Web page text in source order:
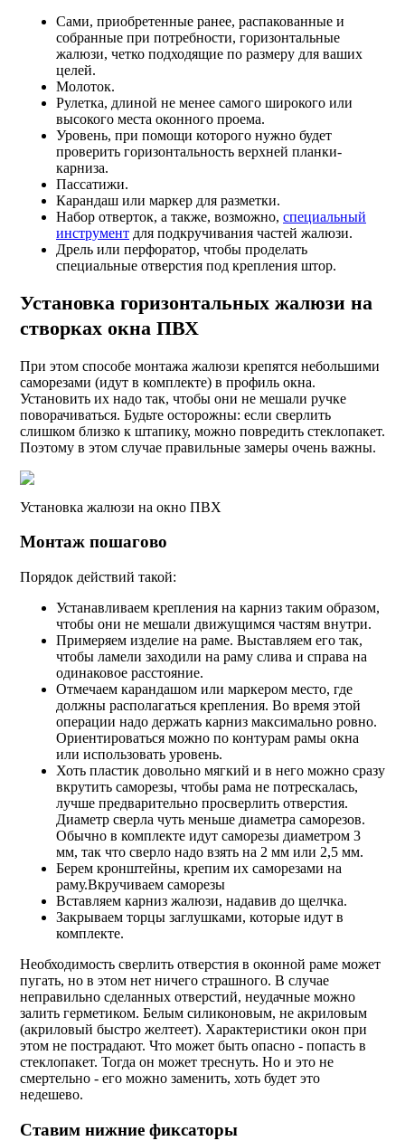
Сами, приобретенные ранее, распакованные и
собранные при потребности, горизонтальные
жалюзи, четко подходящие по размеру для ваших
целей.
Молоток.
Рулетка, длиной не менее самого широкого или
высокого места оконного проема.
Уровень, при помощи которого нужно будет
проверить горизонтальность верхней планки-
карниза.
Пассатижи.
Карандаш или маркер для разметки.
Набор отверток, а также, возможно, специальный
инструмент для подкручивания частей жалюзи.
Дрель или перфоратор, чтобы проделать
специальные отверстия под крепления штор.
Установка горизонтальных жалюзи на
створках окна ПВХ
При этом способе монтажа жалюзи крепятся небольшими
саморезами (идут в комплекте) в профиль окна.
Установить их надо так, чтобы они не мешали ручке
поворачиваться. Будьте осторожны: если сверлить
слишком близко к штапику, можно повредить стеклопакет.
Поэтому в этом случае правильные замеры очень важны.
Установка жалюзи на окно ПВХ
Монтаж пошагово
Порядок действий такой:
Устанавливаем крепления на карниз таким образом,
чтобы они не мешали движущимся частям внутри.
Примеряем изделие на раме. Выставляем его так,
чтобы ламели заходили на раму слива и справа на
одинаковое расстояние.
Отмечаем карандашом или маркером место, где
должны располагаться крепления. Во время этой
операции надо держать карниз максимально ровно.
Ориентироваться можно по контурам рамы окна
или использовать уровень.
Хоть пластик довольно мягкий и в него можно сразу
вкрутить саморезы, чтобы рама не потрескалась,
лучше предварительно просверлить отверстия.
Диаметр сверла чуть меньше диаметра саморезов.
Обычно в комплекте идут саморезы диаметром 3
мм, так что сверло надо взять на 2 мм или 2,5 мм.
Берем кронштейны, крепим их саморезами на
раму.Вкручиваем саморезы
Вставляем карниз жалюзи, надавив до щелчка.
Закрываем торцы заглушками, которые идут в
комплекте.
Необходимость сверлить отверстия в оконной раме может
пугать, но в этом нет ничего страшного. В случае
неправильно сделанных отверстий, неудачные можно
залить герметиком. Белым силиконовым, не акриловым
(акриловый быстро желтеет). Характеристики окон при
этом не пострадают. Что может быть опасно - попасть в
стеклопакет. Тогда он может треснуть. Но и это не
смертельно - его можно заменить, хоть будет это
недешево.
Ставим нижние фиксаторы